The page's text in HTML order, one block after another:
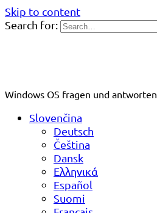
Skip to content
Search for:
Windows OS fragen und antworten
Slovenčina
Deutsch
Čeština
Dansk
Ελληνικά
Español
Suomi